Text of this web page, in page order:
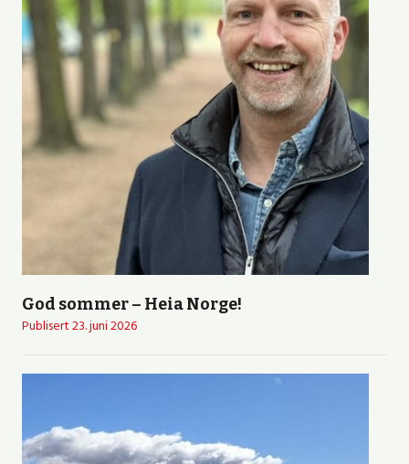
God sommer – Heia Norge!
Publisert23. juni 2026